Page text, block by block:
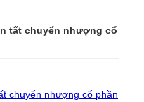
tất chuyển nhượng cổ
chuyển nhượng cổ phần